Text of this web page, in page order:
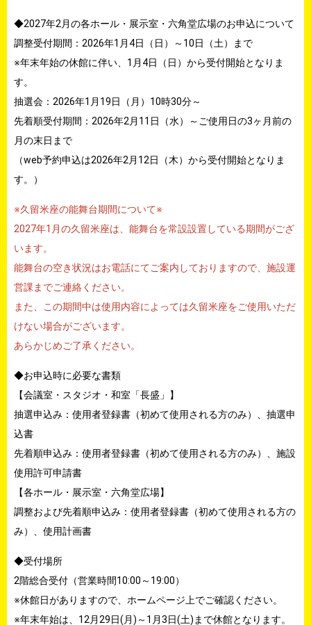
◆2027年2月の各ホール・展示室・六角堂広場のお申込について
調整受付期間：2026年1月4日（日）～10日（土）まで
※年末年始の休館に伴い、1月4日（日）から受付開始となりま
す。
抽選会：2026年1月19日（月）10時30分～
先着順受付期間：2026年2月11日（水）～ご使用日の3ヶ月前の
月の末日まで
（web予約申込は2026年2月12日（木）から受付開始となりま
す。）
※久留米座の能舞台期間について※
2027年1月の久留米座は、能舞台を常設設置している期間がござ
います。
能舞台の空き状況はお電話にてご案内しておりますので、施設運
営課までご連絡ください。
また、この期間中は使用内容によっては久留米座をご使用いただ
けない場合がございます。
あらかじめご了承ください。
◆お申込時に必要な書類
【会議室・スタジオ・和室「長盛」】
抽選申込み：使用者登録書（初めて使用される方のみ）、抽選申
込書
先着順申込み：使用者登録書（初めて使用される方のみ）、施設
使用許可申請書
【各ホール・展示室・六角堂広場】
調整および先着順申込み：使用者登録書（初めて使用される方の
み）、使用計画書
◆受付場所
2階総合受付（営業時間10:00～19:00）
※休館日がありますので、ホームページ上でご確認ください。
※年末年始は、12月29日(月)～1月3日(土)まで休館となります。